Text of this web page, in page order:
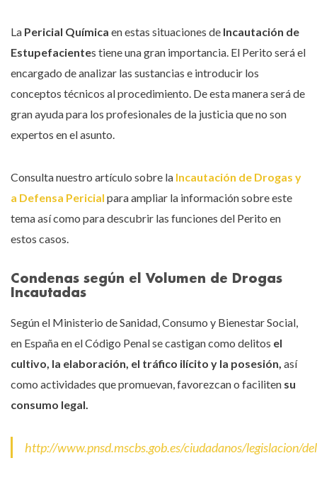
La Pericial Química en estas situaciones de Incautación de
Estupefacientes tiene una gran importancia. El Perito será el
encargado de analizar las sustancias e introducir los
conceptos técnicos al procedimiento. De esta manera será de
gran ayuda para los profesionales de la justicia que no son
expertos en el asunto.
Consulta nuestro artículo sobre la Incautación de Drogas y
a Defensa Pericial para ampliar la información sobre este
tema así como para descubrir las funciones del Perito en
estos casos.
Condenas según el Volumen de Drogas
Incautadas
Según el Ministerio de Sanidad, Consumo y Bienestar Social,
en España en el Código Penal se castigan como delitos el
cultivo, la elaboración, el tráfico ilícito y la posesión, así
como actividades que promuevan, favorezcan o faciliten su
consumo legal.
http://www.pnsd.mscbs.gob.es/ciudadanos/legislacion/